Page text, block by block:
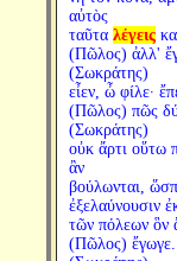
αὐτὸς
ταῦτα λέγεις
(Πῶλος) ἀλλ'
(Σωκράτης)
εἶεν, ὦ φίλε·
(Πῶλος) πῶς
(Σωκράτης)
οὐκ ἄρτι οὕτω
ἂν
βούλωνται,
ἐξελαύνουσιν
τῶν πόλεων ὃν
(Πῶλος) ἔγωγε.